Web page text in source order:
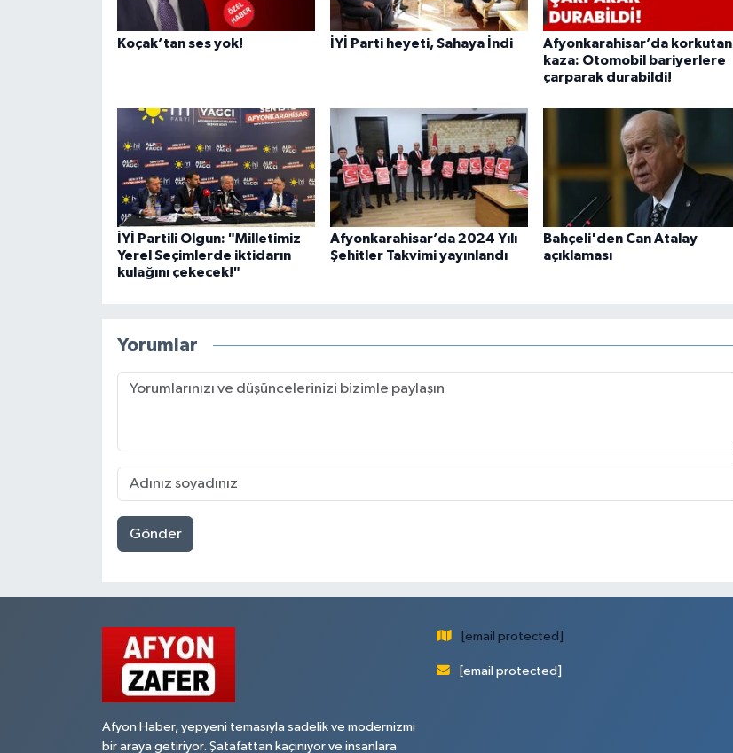
Koçak’tan ses yok! İYİ Parti heyeti, Sahaya İndi
Afyonkarahisar’da korkutan
kaza: Otomobil bariyerlere
çarparak durabildi!
İYİ Partili Olgun: "Milletimiz
Yerel Seçimlerde iktidarın
kulağını çekecek!"
Afyonkarahisar’da 2024 Yılı
Şehitler Takvimi yayınlandı
Bahçeli'den Can Atalay
açıklaması
Yorumlar
Gönder
Afyon Haber, yepyeni temasıyla sadelik ve modernizmi
bir araya getiriyor. Şatafattan kaçınıyor ve insanlara
[email protected]
[email protected]